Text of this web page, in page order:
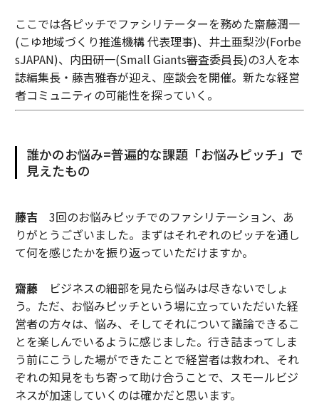
ここでは各ピッチでファシリテーターを務めた齋藤潤一
(こゆ地域づくり推進機構 代表理事)、井土亜梨沙(Forbe
sJAPAN)、内田研一(Small Giants審査委員長)の3人を本
誌編集長・藤吉雅春が迎え、座談会を開催。新たな経営
者コミュニティの可能性を探っていく。
誰かのお悩み=普遍的な課題「お悩みピッチ」で
見えたもの
藤吉3回のお悩みピッチでのファシリテーション、あ
りがとうございました。まずはそれぞれのピッチを通し
て何を感じたかを振り返っていただけますか。
齋藤ビジネスの細部を見たら悩みは尽きないでしょ
う。ただ、お悩みピッチという場に立っていただいた経
営者の方々は、悩み、そしてそれについて議論できるこ
とを楽しんでいるように感じました。行き詰まってしま
う前にこうした場ができたことで経営者は救われ、それ
ぞれの知見をもち寄って助け合うことで、スモールビジ
ネスが加速していくのは確かだと思います。